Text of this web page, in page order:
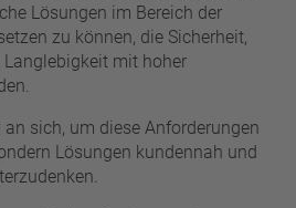
Lösungen im Bereich der
zu können, die Sicherheit,
mit hoher
sich, um diese Anforderungen
Lösungen kundennah und